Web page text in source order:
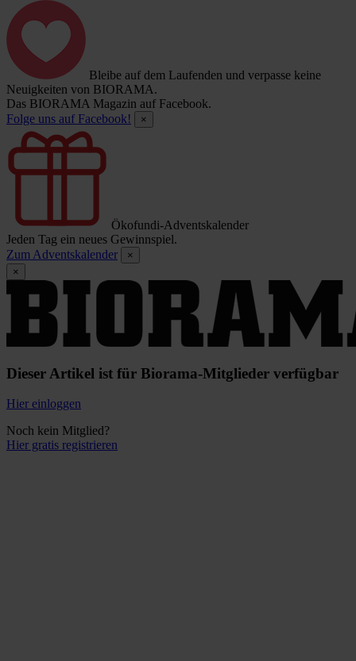
Bleibe auf dem Laufenden und verpasse keine
Neuigkeiten von BIORAMA.
Das BIORAMA Magazin auf Facebook.
Folge uns auf Facebook!
×
Ökofundi-Adventskalender
Jeden Tag ein neues Gewinnspiel.
Zum Adventskalender
×
×
Dieser Artikel ist für Biorama-Mitglieder verfügbar
Hier einloggen
Noch kein Mitglied?
Hier gratis registrieren